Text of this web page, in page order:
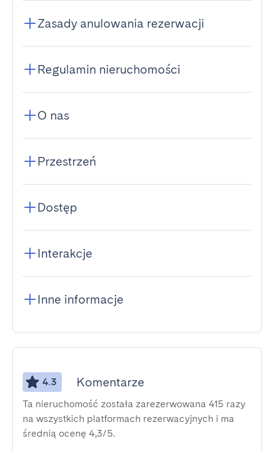
Zasady anulowania rezerwacji
Regulamin nieruchomości
O nas
Przestrzeń
Dostęp
Interakcje
Inne informacje
4.3 Komentarze
Ta nieruchomość została zarezerwowana 415 razy
na wszystkich platformach rezerwacyjnych i ma
średnią ocenę 4,3/5.